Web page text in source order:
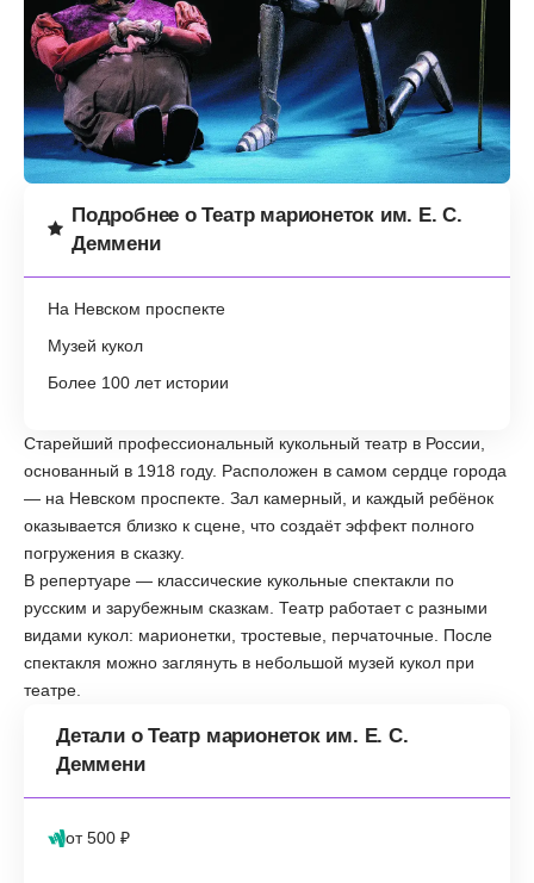
Подробнее о Театр марионеток им. Е. С.
Деммени
На Невском проспекте
Музей кукол
Более 100 лет истории
Старейший профессиональный кукольный театр в России,
основанный в 1918 году. Расположен в самом сердце города
— на Невском проспекте. Зал камерный, и каждый ребёнок
оказывается близко к сцене, что создаёт эффект полного
погружения в сказку.
В репертуаре — классические кукольные спектакли по
русским и зарубежным сказкам. Театр работает с разными
видами кукол: марионетки, тростевые, перчаточные. После
спектакля можно заглянуть в небольшой музей кукол при
театре.
Детали о Театр марионеток им. Е. С.
Деммени
от 500 ₽